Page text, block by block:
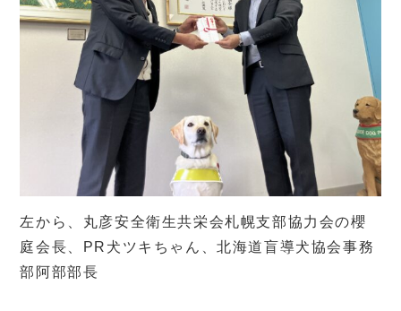
左から、丸彦安全衛生共栄会札幌支部協力会の櫻
庭会長、PR犬ツキちゃん、北海道盲導犬協会事務
部阿部部長